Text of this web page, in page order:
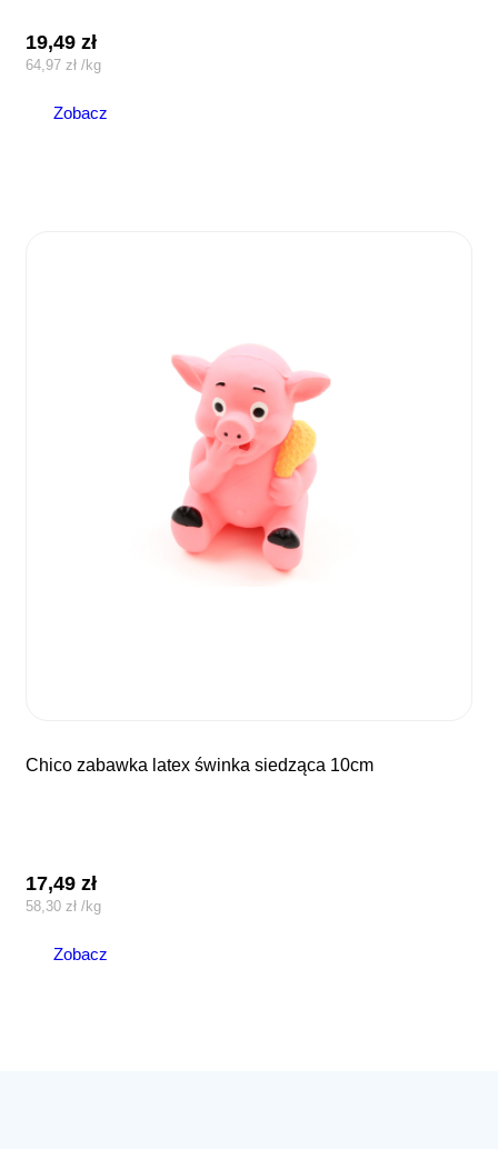
19,49zł
64,97zł /kg
Zobacz
chico zabawka latex świnka siedząca 10cm
17,49zł
58,30zł /kg
Zobacz